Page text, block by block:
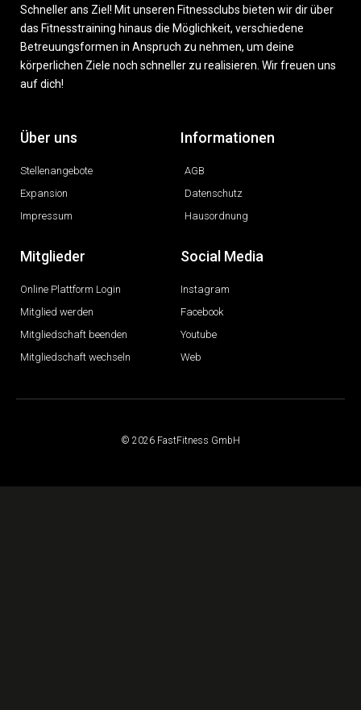
Schneller ans Ziel! Mit unseren Fitnessclubs bieten wir dir über
das Fitnesstraining hinaus die Möglichkeit, verschiedene
Betreuungsformen in Anspruch zu nehmen, um deine
körperlichen Ziele noch schneller zu realisieren. Wir freuen uns
auf dich!
Über uns
Stellenangebote
Expansion
Impressum
Informationen
AGB
Datenschutz
Hausordnung
Mitglieder
Online Plattform Login
Mitglied werden
Mitgliedschaft beenden
Mitgliedschaft wechseln
Social Media
Instagram
Facebook
Youtube
Web
© 2026 FastFitness GmbH